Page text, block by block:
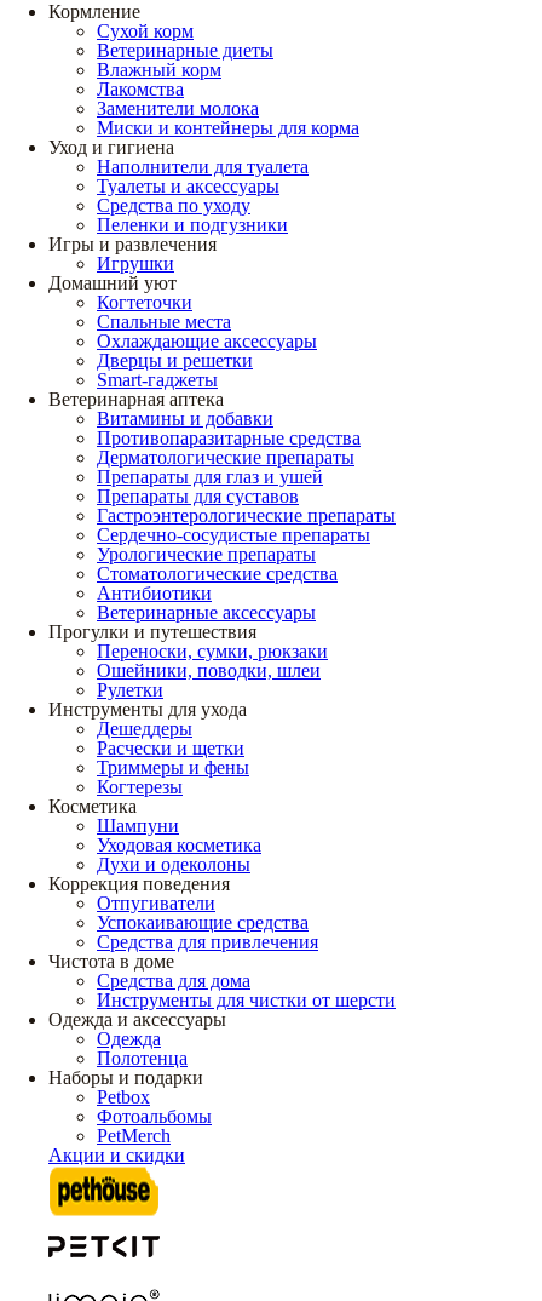
Кормление
Сухой корм
Ветеринарные диеты
Влажный корм
Лакомства
Заменители молока
Миски и контейнеры для корма
Уход и гигиена
Наполнители для туалета
Туалеты и аксессуары
Средства по уходу
Пеленки и подгузники
Игры и развлечения
Игрушки
Домашний уют
Когтеточки
Спальные места
Охлаждающие аксессуары
Дверцы и решетки
Smart-гаджеты
Ветеринарная аптека
Витамины и добавки
Противопаразитарные средства
Дерматологические препараты
Препараты для глаз и ушей
Препараты для суставов
Гастроэнтерологические препараты
Сердечно-сосудистые препараты
Урологические препараты
Стоматологические средства
Антибиотики
Ветеринарные аксессуары
Прогулки и путешествия
Переноски, сумки, рюкзаки
Ошейники, поводки, шлеи
Рулетки
Инструменты для ухода
Дешеддеры
Расчески и щетки
Триммеры и фены
Когтерезы
Косметика
Шампуни
Уходовая косметика
Духи и одеколоны
Коррекция поведения
Отпугиватели
Успокаивающие средства
Средства для привлечения
Чистота в доме
Средства для дома
Инструменты для чистки от шерсти
Одежда и аксессуары
Одежда
Полотенца
Наборы и подарки
Petbox
Фотоальбомы
PetMerch
Акции и скидки